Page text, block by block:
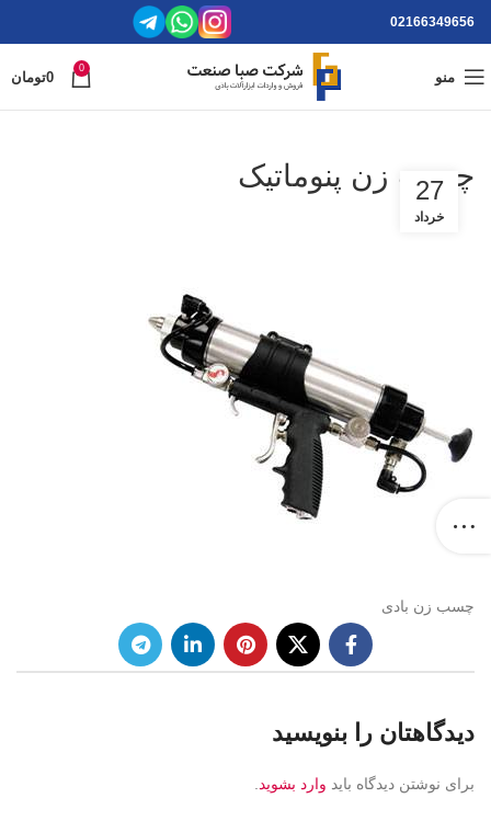
02166349656
منو
0
0تومان
چسب زن پنوماتیک
27
خرداد
چسب زن بادی
دیدگاهتان را بنویسید
برای نوشتن دیدگاه باید وارد بشوید